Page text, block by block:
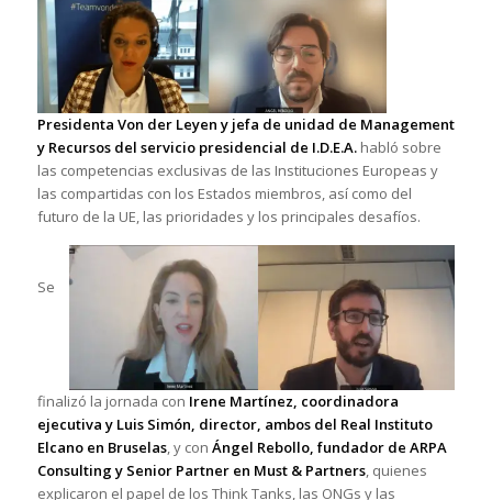
Presidenta Von der Leyen y jefa de unidad de Management
y Recursos del servicio presidencial de I.D.E.A.habló sobre
las competencias exclusivas de las Instituciones Europeas y
las compartidas con los Estados miembros, así como del
futuro de la UE, las prioridades y los principales desafíos.
Se
finalizó la jornada con Irene Martínez, coordinadora
ejecutiva y Luis Simón, director, ambos del Real Instituto
Elcano en Bruselas, y con Ángel Rebollo, fundador de ARPA
Consulting y Senior Partner en Must & Partners, quienes
explicaron el papel de los Think Tanks, las ONGs y las